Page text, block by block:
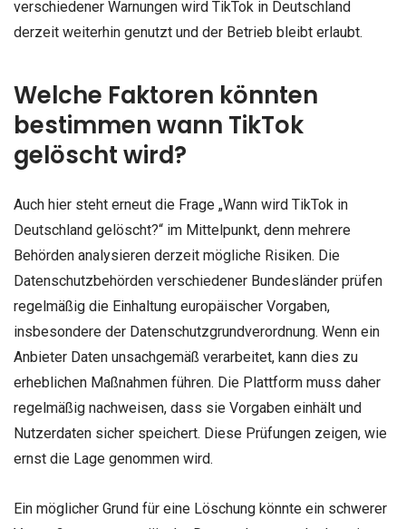
verschiedener Warnungen wird TikTok in Deutschland
derzeit weiterhin genutzt und der Betrieb bleibt erlaubt.
Welche Faktoren könnten
bestimmen wann TikTok
gelöscht wird?
Auch hier steht erneut die Frage „Wann wird TikTok in
Deutschland gelöscht?“ im Mittelpunkt, denn mehrere
Behörden analysieren derzeit mögliche Risiken. Die
Datenschutzbehörden verschiedener Bundesländer prüfen
regelmäßig die Einhaltung europäischer Vorgaben,
insbesondere der Datenschutzgrundverordnung. Wenn ein
Anbieter Daten unsachgemäß verarbeitet, kann dies zu
erheblichen Maßnahmen führen. Die Plattform muss daher
regelmäßig nachweisen, dass sie Vorgaben einhält und
Nutzerdaten sicher speichert. Diese Prüfungen zeigen, wie
ernst die Lage genommen wird.
Ein möglicher Grund für eine Löschung könnte ein schwerer